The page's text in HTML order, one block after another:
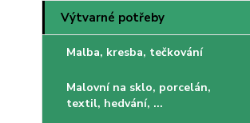
Výtvarné potřeby
Malba, kresba, tečkování
Malovní na sklo, porcelán,
textil, hedvání, ...